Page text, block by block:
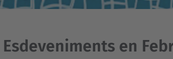
Esdeveniments en